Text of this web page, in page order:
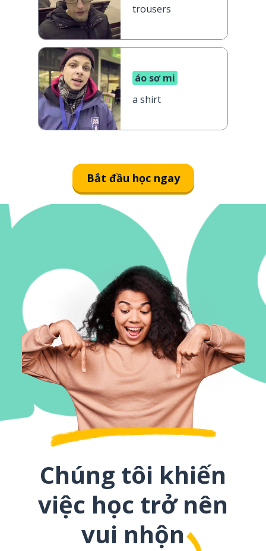
trousers
áo sơ mi
a shirt
Bắt đầu học ngay
Chúng tôi khiến
việc học trở nên
vui nhộn